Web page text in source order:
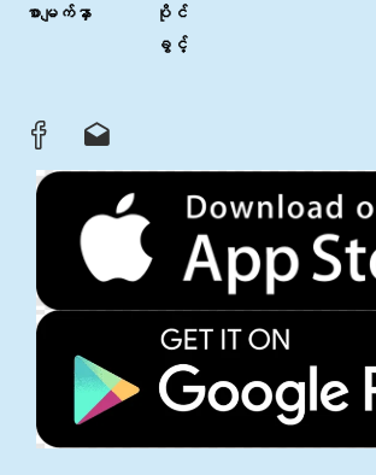
စာမျက်နှာ
ပိုင်
ခွင့်